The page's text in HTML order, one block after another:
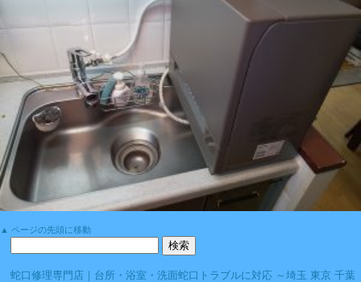
▲ ページの先頭に移動
蛇口修理専門店｜台所・浴室・洗面蛇口トラブルに対応 ～埼玉 東京 千葉